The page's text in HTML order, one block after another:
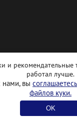
и рекомендательные
работал лучше.
нами, вы
файлов куки.
OK